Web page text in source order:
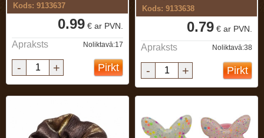
Kods: 9133637
0.99 € ar PVN.
Apraksts Noliktavā:17
- + Pirkt
Kods: 9133638
0.79 € ar PVN.
Apraksts Noliktavā:38
- + Pirkt